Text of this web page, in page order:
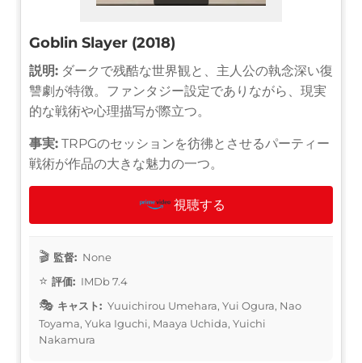
Goblin Slayer (2018)
説明: ダークで残酷な世界観と、主人公の執念深い復
讐劇が特徴。ファンタジー設定でありながら、現実
的な戦術や心理描写が際立つ。
事実: TRPGのセッションを彷彿とさせるパーティー
戦術が作品の大きな魅力の一つ。
視聴する
監督: None
評価: IMDb 7.4
キャスト: Yuuichirou Umehara, Yui Ogura, Nao
Toyama, Yuka Iguchi, Maaya Uchida, Yuichi
Nakamura